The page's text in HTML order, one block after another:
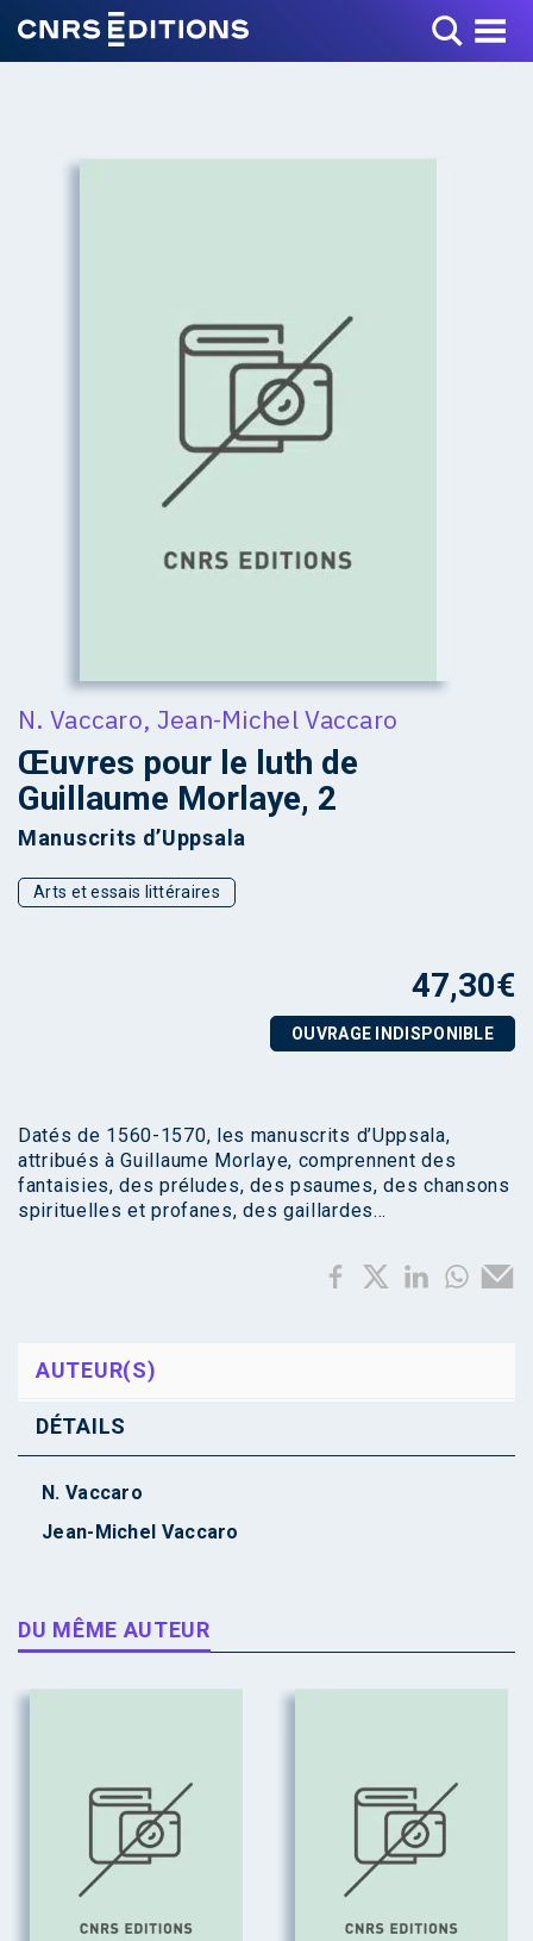
Toggle Menu
N. Vaccaro, Jean-Michel Vaccaro
Œuvres pour le luth de
Guillaume Morlaye, 2
Manuscrits d’Uppsala
Arts et essais littéraires
47,30€
OUVRAGE INDISPONIBLE
Datés de 1560-1570, les manuscrits d’Uppsala,
attribués à Guillaume Morlaye, comprennent des
fantaisies, des préludes, des psaumes, des chansons
spirituelles et profanes, des gaillardes…
AUTEUR(S)
DÉTAILS
N. Vaccaro
Jean-Michel Vaccaro
DU MÊME AUTEUR